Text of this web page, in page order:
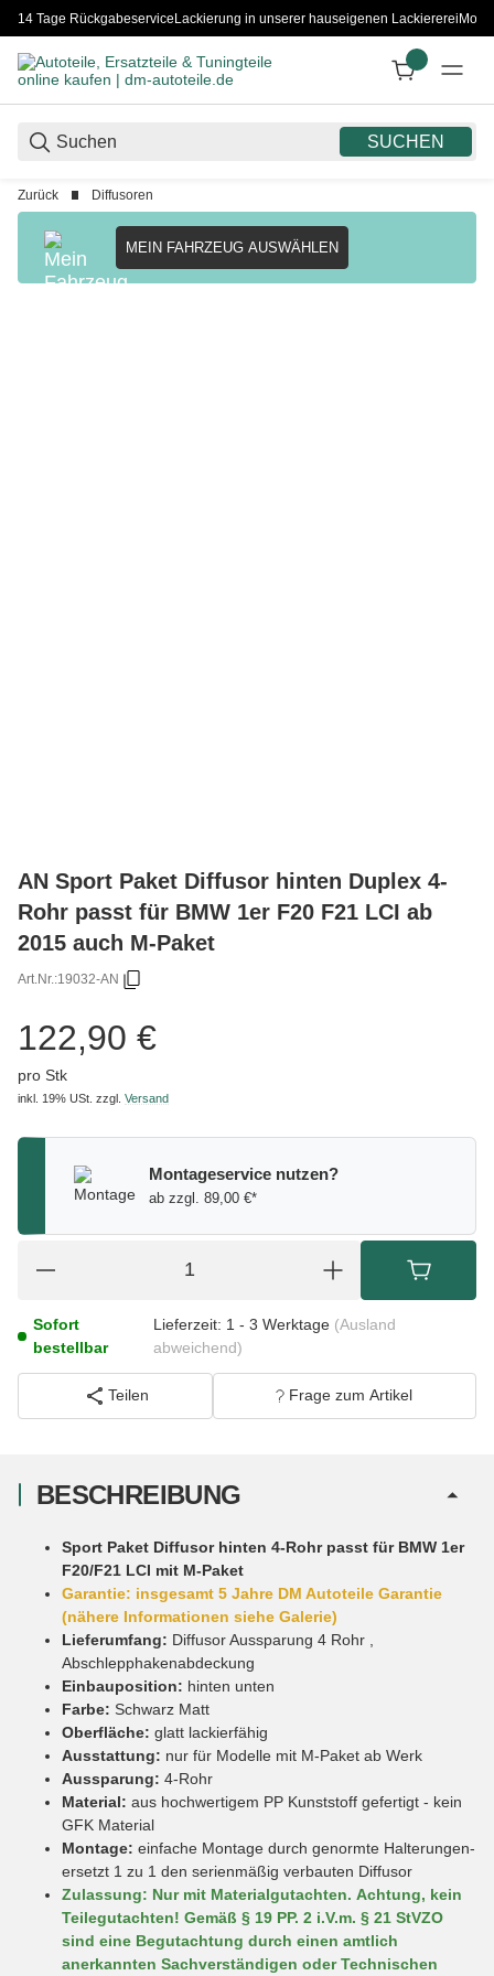
14 Tage RückgabeserviceLackierung in unserer hauseigenen Lackiererei
SUCHEN
Zurück Diffusoren
MEIN FAHRZEUG AUSWÄHLEN
AN Sport Paket Diffusor hinten Duplex 4-
Rohr passt für BMW 1er F20 F21 LCI ab
2015 auch M-Paket
Art.Nr.:19032-AN
122,90 €
pro Stk
inkl. 19% USt. zzgl. Versand
Montageservice nutzen?
ab zzgl. 89,00 €*
Sofort
bestellbar
Lieferzeit: 1 - 3 Werktage (Ausland
abweichend)
Teilen Frage zum Artikel
BESCHREIBUNG
Sport Paket Diffusor hinten 4-Rohr passt für BMW 1er
F20/F21 LCI mit M-Paket
Garantie: insgesamt 5 Jahre DM Autoteile Garantie
(nähere Informationen siehe Galerie)
Lieferumfang: Diffusor Aussparung 4 Rohr ,
Abschlepphakenabdeckung
Einbauposition: hinten unten
Farbe: Schwarz Matt
Oberfläche: glatt lackierfähig
Ausstattung: nur für Modelle mit M-Paket ab Werk
Aussparung: 4-Rohr
Material: aus hochwertigem PP Kunststoff gefertigt - kein
GFK Material
Montage: einfache Montage durch genormte Halterungen-
ersetzt 1 zu 1 den serienmäßig verbauten Diffusor
Zulassung: Nur mit Materialgutachten. Achtung, kein
Teilegutachten! Gemäß § 19 PP. 2 i.V.m. § 21 StVZO
sind eine Begutachtung durch einen amtlich
anerkannten Sachverständigen oder Technischen